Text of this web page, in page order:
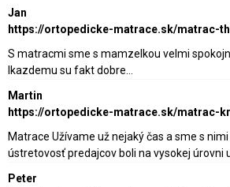
Jan
https://ortopedicke-matrace.sk/matrac-
S matracmi sme s mamzelkou velmi
lkazdemu su fakt dobre…
Martin
https://ortopedicke-matrace.sk/matrac-
Matrace Užívame už nejaký čas a sme s
ústretovosť predajcov boli na vysokej úrovni
Peter